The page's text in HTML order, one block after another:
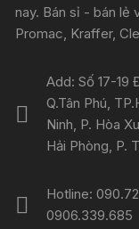
nay. Bán sỉ - bán lẻ
Promac, Kraffer,
Add: Số 17-19
Q.Tân Phú,
Ninh, P. Hòa
Hải Phòng, P.
Hotline:
0906.339.685